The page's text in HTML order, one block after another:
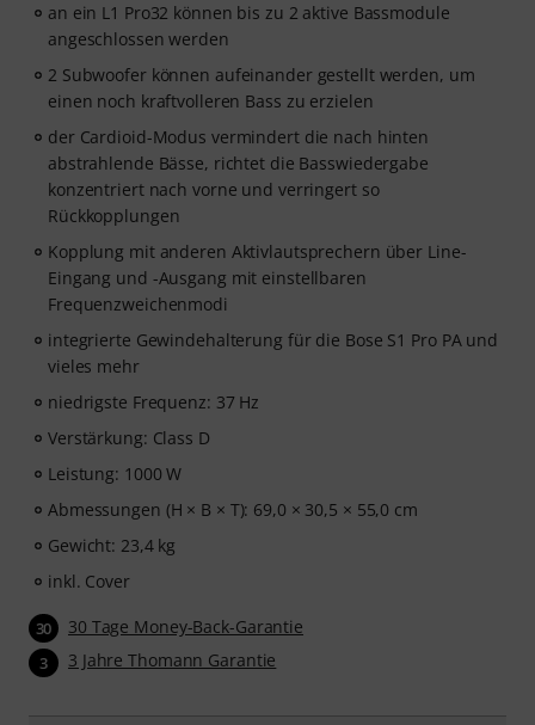
an ein L1 Pro32 können bis zu 2 aktive Bassmodule
angeschlossen werden
2 Subwoofer können aufeinander gestellt werden, um
einen noch kraftvolleren Bass zu erzielen
der Cardioid-Modus vermindert die nach hinten
abstrahlende Bässe, richtet die Basswiedergabe
konzentriert nach vorne und verringert so
Rückkopplungen
Kopplung mit anderen Aktivlautsprechern über Line-
Eingang und -Ausgang mit einstellbaren
Frequenzweichenmodi
integrierte Gewindehalterung für die Bose S1 Pro PA und
vieles mehr
niedrigste Frequenz: 37 Hz
Verstärkung: Class D
Leistung: 1000 W
Abmessungen (H × B × T): 69,0 × 30,5 × 55,0 cm
Gewicht: 23,4 kg
inkl. Cover
30 30 Tage Money-Back-Garantie
3 3 Jahre Thomann Garantie